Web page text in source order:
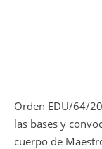
Orden EDU/64/
las bases y
cuerpo de